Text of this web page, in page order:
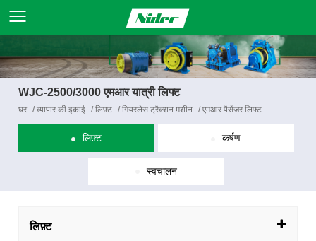
WJC-2500/3000 एमआर यात्री लिफ्ट
घर /व्यापार की इकाई /लिफ़्ट /गियरलेस ट्रैक्शन मशीन /एमआर पैसेंजर लिफ्ट
लिफ़्ट कर्षण
स्वचालन
लिफ़्ट